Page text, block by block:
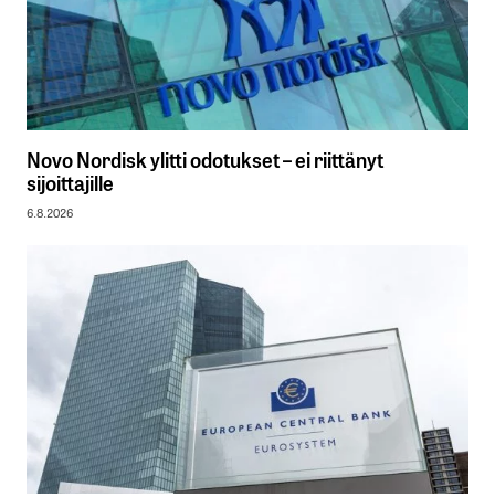
Novo Nordisk ylitti odotukset – ei riittänyt
sijoittajille
6.8.2026